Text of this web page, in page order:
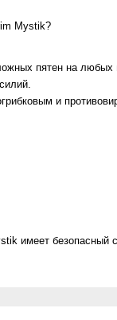
Mystik?
пятен на любых
и
имеет безопасный